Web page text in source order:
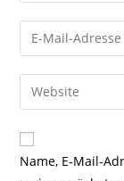
Namen
oder
zum
Kommentieren
ein
Gib
deine
E-
Mail-
zum
Kommentieren
Gib
deine
Website-
URL
Name, E-Mail-